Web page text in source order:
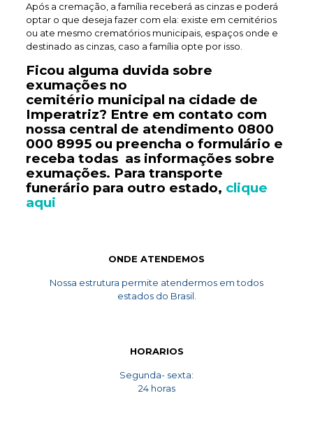
Após a cremação, a família receberá as cinzas e poderá
optar o que deseja fazer com ela: existe em cemitérios
ou ate mesmo crematórios municipais, espaços onde e
destinado as cinzas, caso a família opte por isso.
Ficou alguma duvida sobre
exumações no
cemitério municipal na cidade de
Imperatriz? Entre em contato com
nossa central de atendimento 0800
000 8995ou preencha o formulário e
receba todas as informações sobre
exumações. Para transporte
funerário para outro estado, clique
aqui
ONDE ATENDEMOS
Nossa estrutura permite atendermos em todos
estados do Brasil.
HORARIOS
Segunda- sexta:
24 horas